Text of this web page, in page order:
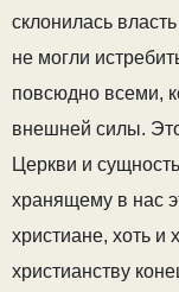
склонилась
не могли
повсюдно всеми,
внешней силы. Это
Церкви и
хранящему в нас
христиане, хоть и
христианству